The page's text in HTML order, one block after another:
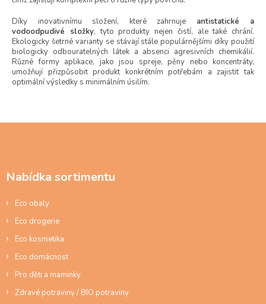
ý
p
i
s
u
Díky inovativnímu složení, které zahrnuje antistatické a
vodoodpudivé složky, tyto produkty nejen čistí, ale také chrání.
Ekologicky šetrné varianty se stávají stále populárnějšími díky použití
biologicky odbouratelných látek a absenci agresivních chemikálií.
Různé formy aplikace, jako jsou spreje, pěny nebo koncentráty,
umožňují přizpůsobit produkt konkrétním potřebám a zajistit tak
optimální výsledky s minimálním úsilím.
Nabídka sortimentu
Eco obaly
Eco drogerie
Eco kosmetika
Eco domácnost
Pro děti a maminky
Zdravé potraviny / BIO potraviny